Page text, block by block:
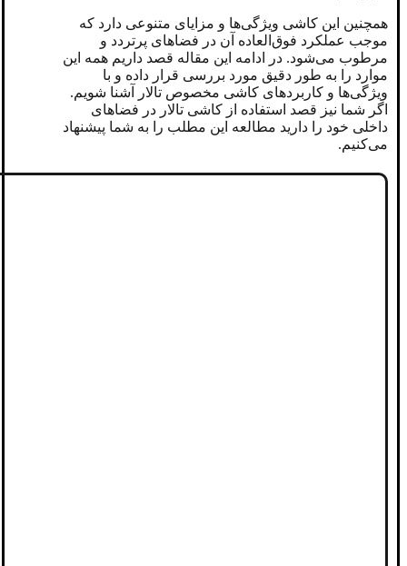
همچنین این کاشی ویژگی‌ها و مزایای متنوعی دارد که
موجب عملکرد فوق‌العاده آن در فضاهای پرتردد و
مرطوب می‌شود. در ادامه این مقاله قصد داریم همه این
موارد را به طور دقیق مورد بررسی قرار داده و با
ویژگی‌ها و کاربردهای کاشی مخصوص تالار آشنا شویم.
اگر شما نیز قصد استفاده از کاشی تالار در فضاهای
داخلی خود را دارید مطالعه این مطلب را به شما پیشنهاد
می‌کنیم.